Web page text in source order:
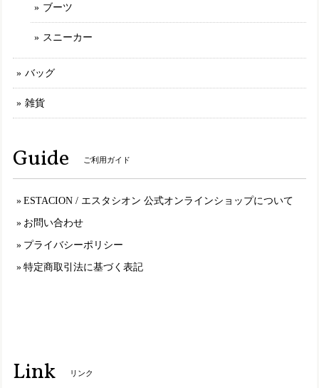
いつもエスタシオンはMサイズを購入するので同じ23〜23.5
表記の福袋を購入しましたが 今の物とは靴型が違うものな
悪な買い物してしまって残念です。
ブーツ
スニーカー
バッグ
雑貨
Guide ご利用ガイド
ESTACION / エスタシオン 公式オンラインショップについて
お問い合わせ
プライバシーポリシー
特定商取引法に基づく表記
Link リンク